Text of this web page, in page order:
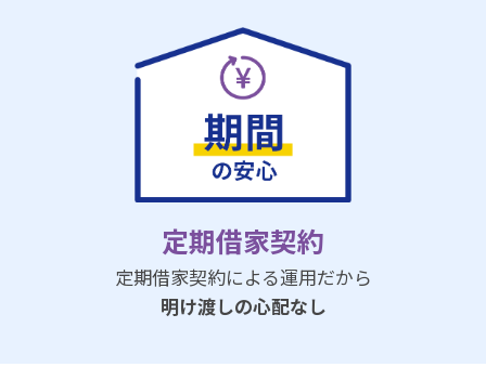
定期借家契約
定期借家契約による運用だから
明け渡しの心配なし